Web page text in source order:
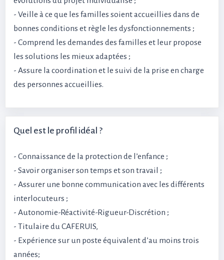
- Veille à ce que les familles soient accueillies dans de
bonnes conditions et règle les dysfonctionnements ;
- Comprend les demandes des familles et leur propose
les solutions les mieux adaptées ;
- Assure la coordination et le suivi de la prise en charge
des personnes accueillies.
Quel est le profil idéal ?
- Connaissance de la protection de l’enfance ;
- Savoir organiser son temps et son travail ;
- Assurer une bonne communication avec les différents
interlocuteurs ;
- Autonomie-Réactivité-Rigueur-Discrétion ;
- Titulaire du CAFERUIS,
- Expérience sur un poste équivalent d’au moins trois
années;